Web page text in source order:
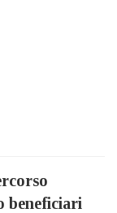
beneficiari